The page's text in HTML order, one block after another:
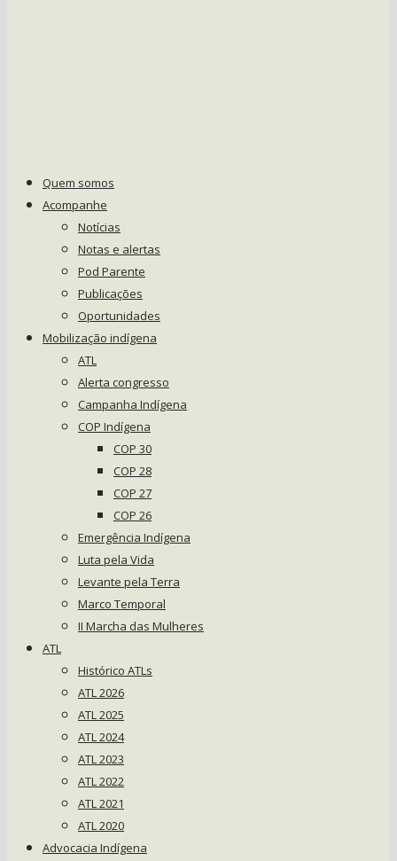
Quem somos
Acompanhe
Notícias
Notas e alertas
Pod Parente
Publicações
Oportunidades
Mobilização indígena
ATL
Alerta congresso
Campanha Indígena
COP Indígena
COP 30
COP 28
COP 27
COP 26
Emergência Indígena
Luta pela Vida
Levante pela Terra
Marco Temporal
II Marcha das Mulheres
ATL
Histórico ATLs
ATL 2026
ATL 2025
ATL 2024
ATL 2023
ATL 2022
ATL 2021
ATL 2020
Advocacia Indígena